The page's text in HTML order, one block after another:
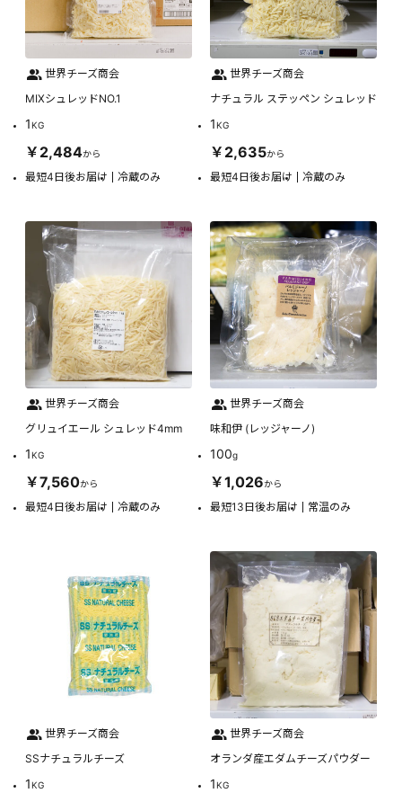
世界チーズ商会
MIXシュレッドNO.1
1KG
￥2,484から
最短4日後お届け 冷蔵のみ
世界チーズ商会
ナチュラル ステッペン シュレッド
1KG
￥2,635から
最短4日後お届け 冷蔵のみ
世界チーズ商会
グリュイエール シュレッド4mm
1KG
￥7,560から
最短4日後お届け 冷蔵のみ
世界チーズ商会
味和伊 (レッジャーノ)
100g
￥1,026から
最短13日後お届け 常温のみ
世界チーズ商会
SSナチュラルチーズ
1KG
世界チーズ商会
オランダ産エダムチーズパウダー
1KG